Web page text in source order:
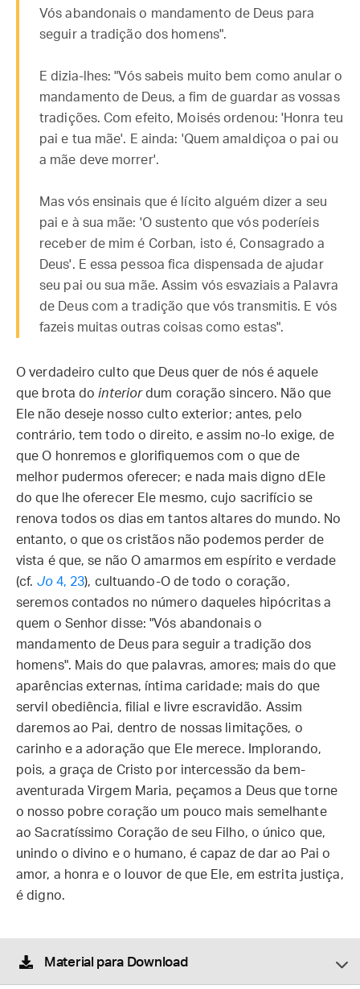
Vós abandonais o mandamento de Deus para
seguir a tradição dos homens".
E dizia-lhes: "Vós sabeis muito bem como anular o
mandamento de Deus, a fim de guardar as vossas
tradições. Com efeito, Moisés ordenou: 'Honra teu
pai e tua mãe'. E ainda: 'Quem amaldiçoa o pai ou
a mãe deve morrer'.
Mas vós ensinais que é lícito alguém dizer a seu
pai e à sua mãe: 'O sustento que vós poderíeis
receber de mim é Corban, isto é, Consagrado a
Deus'. E essa pessoa fica dispensada de ajudar
seu pai ou sua mãe. Assim vós esvaziais a Palavra
de Deus com a tradição que vós transmitis. E vós
fazeis muitas outras coisas como estas".
O verdadeiro culto que Deus quer de nós é aquele
que brota dointeriordum coração sincero. Não que
Ele não deseje nosso culto exterior; antes, pelo
contrário, tem todo o direito, e assim no-lo exige, de
que O honremos e glorifiquemos com o que de
melhor pudermos oferecer; e nada mais digno dEle
do que lhe oferecer Ele mesmo, cujo sacrifício se
renova todos os dias em tantos altares do mundo. No
entanto, o que os cristãos não podemos perder de
vista é que, se não O amarmos em espírito e verdade
(cf. Jo4, 23), cultuando-O de todo o coração,
seremos contados no número daqueles hipócritas a
quem o Senhor disse: "Vós abandonais o
mandamento de Deus para seguir a tradição dos
homens". Mais do que palavras, amores; mais do que
aparências externas, íntima caridade; mais do que
servil obediência, filial e livre escravidão. Assim
daremos ao Pai, dentro de nossas limitações, o
carinho e a adoração que Ele merece. Implorando,
pois, a graça de Cristo por intercessão da bem-
aventurada Virgem Maria, peçamos a Deus que torne
o nosso pobre coração um pouco mais semelhante
ao Sacratíssimo Coração de seu Filho, o único que,
unindo o divino e o humano, é capaz de dar ao Pai o
amor, a honra e o louvor de que Ele, em estrita justiça,
é digno.
Material para Download